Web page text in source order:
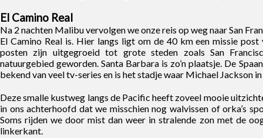
El Camino Real
Na 2 nachten Malibu vervolgen we onze reis op weg naar San
El Camino Real is. Hier langs ligt om de 40 km een missie post
posten zijn uitgegroeid tot grote steden zoals San
natuurgebied geworden. Santa Barbara is zo’n plaatsje. De
bekend van veel tv-series en is het stadje waar Michael Jackson
Deze smalle kustweg langs de Pacific heeft zoveel mooie
in ons achterhoofd dat we misschien nog walvissen of orka’s
Soms rijden we door mist dan weer in stralende zon met de
linkerkant.